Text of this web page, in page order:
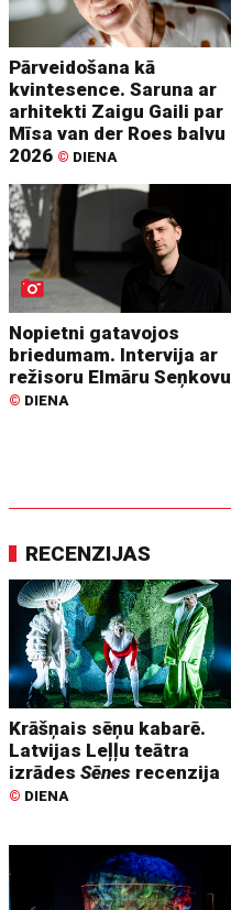
Pārveidošana kā
kvintesence. Saruna ar
arhitekti Zaigu Gaili par
Mīsa van der Roes balvu
2026 © DIENA
Nopietni gatavojos
briedumam. Intervija ar
režisoru Elmāru Seņkovu
© DIENA
RECENZIJAS
Krāšņais sēņu kabarē.
Latvijas Leļļu teātra
izrādesSēnes recenzija
© DIENA